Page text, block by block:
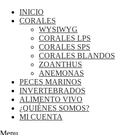
INICIO
CORALES
WYSIWYG
CORALES LPS
CORALES SPS
CORALES BLANDOS
ZOANTHUS
ANEMONAS
PECES MARINOS
INVERTEBRADOS
ALIMENTO VIVO
¿QUIÉNES SOMOS?
MI CUENTA
Menu